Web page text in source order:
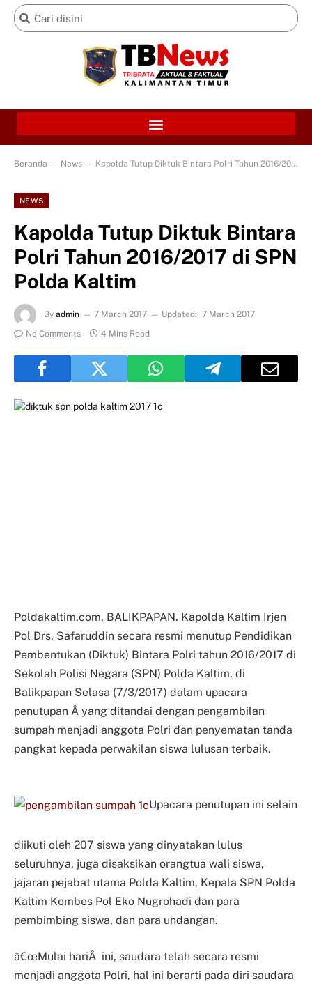
Beranda - News - Kapolda Tutup Diktuk Bintara Polri Tahun 2016/2017 di SPN Polda Kaltim
NEWS
Kapolda Tutup Diktuk Bintara
Polri Tahun 2016/2017 di SPN
Polda Kaltim
By admin 7 March 2017 Updated: 7 March 2017
No Comments
4 Mins Read
Poldakaltim.com, BALIKPAPAN. Kapolda Kaltim Irjen
Pol Drs. Safaruddin secara resmi menutup Pendidikan
Pembentukan (Diktuk) Bintara Polri tahun 2016/2017 di
Sekolah Polisi Negara (SPN) Polda Kaltim, di
Balikpapan Selasa (7/3/2017) dalam upacara
penutupan Â yang ditandai dengan pengambilan
sumpah menjadi anggota Polri dan penyematan tanda
pangkat kepada perwakilan siswa lulusan terbaik.
Upacara penutupan ini selain
diikuti oleh 207 siswa yang dinyatakan lulus
seluruhnya, juga disaksikan orangtua wali siswa,
jajaran pejabat utama Polda Kaltim, Kepala SPN Polda
Kaltim Kombes Pol Eko Nugrohadi dan para
pembimbing siswa, dan para undangan.
â€œMulai hariÂ ini, saudara telah secara resmi
menjadi anggota Polri, hal ini berarti pada diri saudara